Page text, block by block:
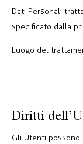
Dati Personali
specificato dalla
Luogo del
Diritti
Gli Utenti